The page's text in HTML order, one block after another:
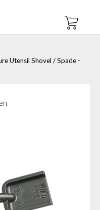
Utensil Shovel / Spade -